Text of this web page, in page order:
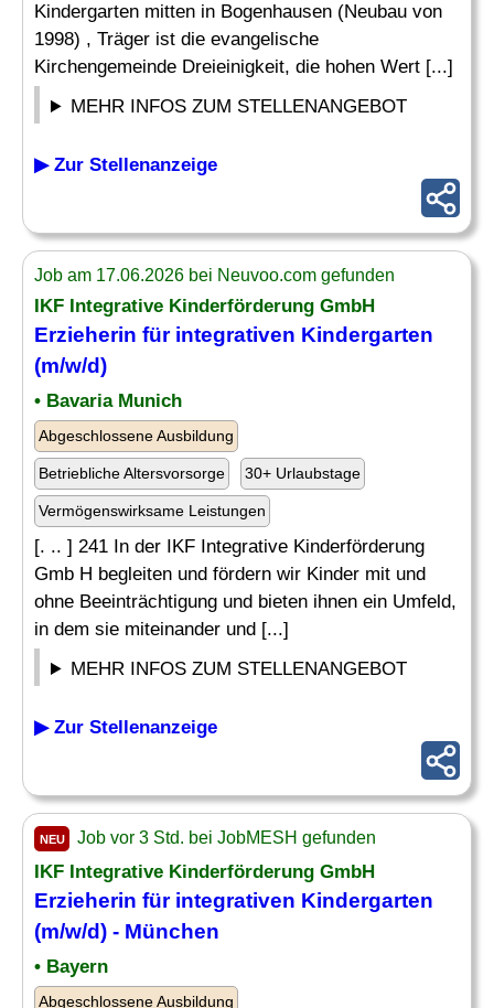
Kindergarten mitten in Bogenhausen (Neubau von
1998) , Träger ist die evangelische
Kirchengemeinde Dreieinigkeit, die hohen Wert [...]
MEHR INFOS ZUM STELLENANGEBOT
▶ Zur Stellenanzeige
Job am 17.06.2026 bei Neuvoo.com gefunden
IKF Integrative Kinderförderung GmbH
Erzieherin für integrativen Kindergarten
(m/w/d)
• Bavaria Munich
Abgeschlossene Ausbildung
Betriebliche Altersvorsorge 30+ Urlaubstage
Vermögenswirksame Leistungen
[. .. ] 241 In der IKF Integrative Kinderförderung
Gmb H begleiten und fördern wir Kinder mit und
ohne Beeinträchtigung und bieten ihnen ein Umfeld,
in dem sie miteinander und [...]
MEHR INFOS ZUM STELLENANGEBOT
▶ Zur Stellenanzeige
NEU Job vor 3 Std. bei JobMESH gefunden
IKF Integrative Kinderförderung GmbH
Erzieherin für integrativen Kindergarten
(m/w/d) - München
• Bayern
Abgeschlossene Ausbildung